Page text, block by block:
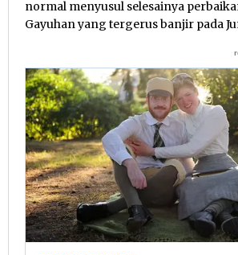
normal menyusul selesainya
Gayuhan yang tergerus banjir pada